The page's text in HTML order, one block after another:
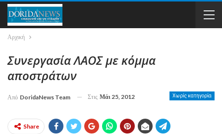
Αρχική
Συνεργασία ΛΑΟΣ με κόμμα
αποστράτων
Χωρίς κατηγορία
Από DoridaNews Team Στις Μάι 25, 2012
Share